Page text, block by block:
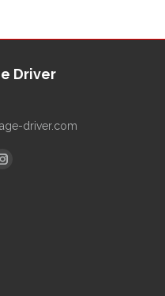
Driver
driver.com
auf:
Instagram